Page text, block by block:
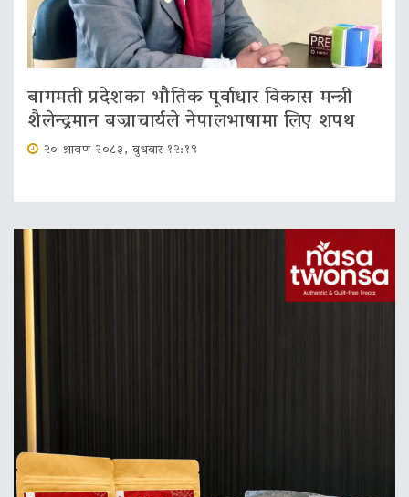
बागमती प्रदेशका भौतिक पूर्वाधार विकास मन्त्री
शैलेन्द्रमान बज्राचार्यले नेपालभाषामा लिए शपथ
२० श्रावण २०८३, बुधबार १२:१९